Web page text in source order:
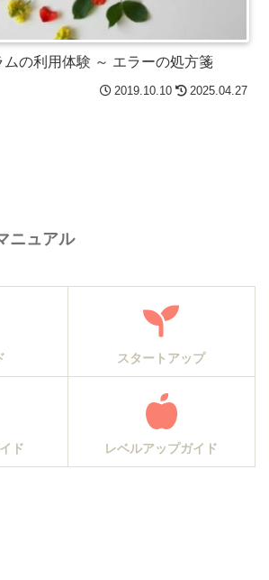
ムの利用体験 ～ エラーの処方箋
2019.10.10 2025.04.27
ニュアル
スタートアップ
ド レベルアップガイド